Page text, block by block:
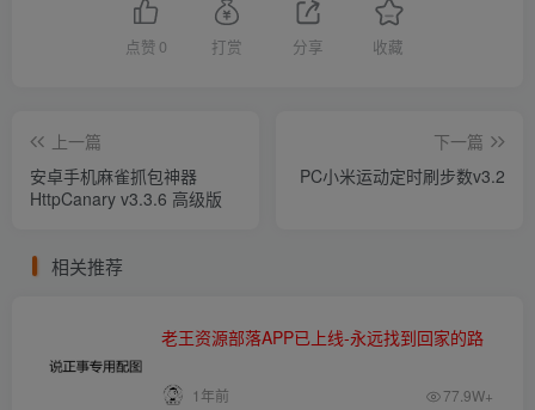
点赞 0 打赏 分享 收藏
上一篇
安卓手机麻雀抓包神器
HttpCanary v3.3.6 高级版
下一篇
PC小米运动定时刷步数v3.2
相关推荐
老王资源部落APP已上线-永远找到回家的路
1年前 77.9W+